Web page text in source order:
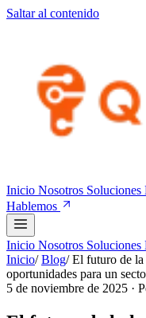
Saltar al contenido
Inicio Nosotros Soluciones
Hablemos
Inicio Nosotros Soluciones
Inicio/ Blog/ El futuro de la
oportunidades para un
5 de noviembre de 2025 ·